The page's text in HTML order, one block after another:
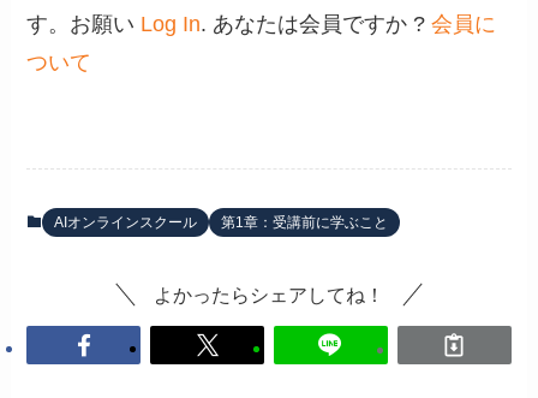
す。お願い Log In. あなたは会員ですか ?会員に
ついて
AIオンラインスクール 第1章：受講前に学ぶこと
よかったらシェアしてね！